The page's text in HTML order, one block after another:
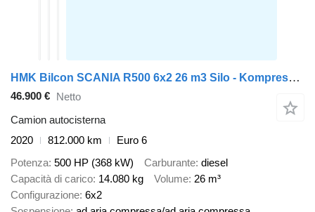
HMK Bilcon SCANIA R500 6x2 26 m3 Silo - Kompressor - Retarder
46.900 € Netto
Camion autocisterna
2020
812.000 km
Euro 6
Potenza 500 HP (368 kW) Carburante diesel
Capacità di carico 14.080 kg Volume 26 m³
Configurazione 6x2